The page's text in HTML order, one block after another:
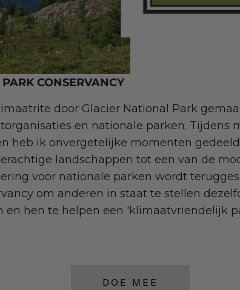
CONSERVANCY
door Glacier National Park
en nationale parken. Tijdens
heb ik onvergetelijke momenten
landschappen tot een van de
voor nationale parken wordt
om anderen in staat te stellen
en hen te helpen een 'klimaatvriendelijk
DOE MEE